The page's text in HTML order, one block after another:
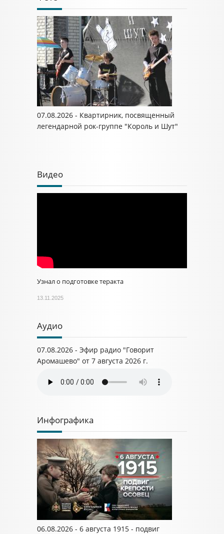
07.08.2026 - Квартирник, посвященный
легендарной рок-группе "Король и Шут"
Видео
Узнал о подготовке теракта
13.11.2025
Аудио
07.08.2026 - Эфир радио "Говорит
Аромашево" от 7 августа 2026 г.
Инфографика
06.08.2026 - 6 августа 1915 - подвиг